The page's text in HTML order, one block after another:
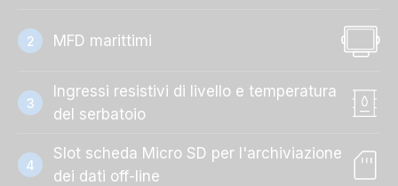
2 MFD marittimi
3
Ingressi resistivi di livello e temperatura
del serbatoio
4
Slot scheda Micro SD per l'archiviazione
dei dati off-line